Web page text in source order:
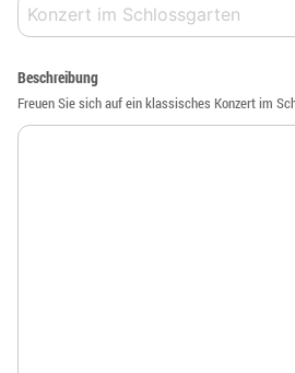
Beschreibung
Freuen Sie sich auf ein klassisches Konzert im